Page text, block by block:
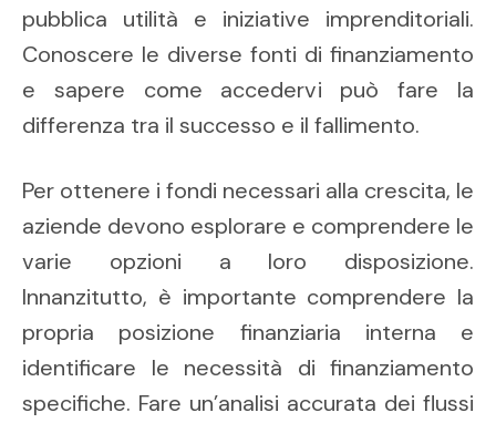
pubblica utilità e iniziative imprenditoriali.
Conoscere le diverse fonti di finanziamento
e sapere come accedervi può fare la
differenza tra il successo e il fallimento.
Per ottenere i fondi necessari alla crescita, le
aziende devono esplorare e comprendere le
varie opzioni a loro disposizione.
Innanzitutto, è importante comprendere la
propria posizione finanziaria interna e
identificare le necessità di finanziamento
specifiche. Fare un’analisi accurata dei flussi